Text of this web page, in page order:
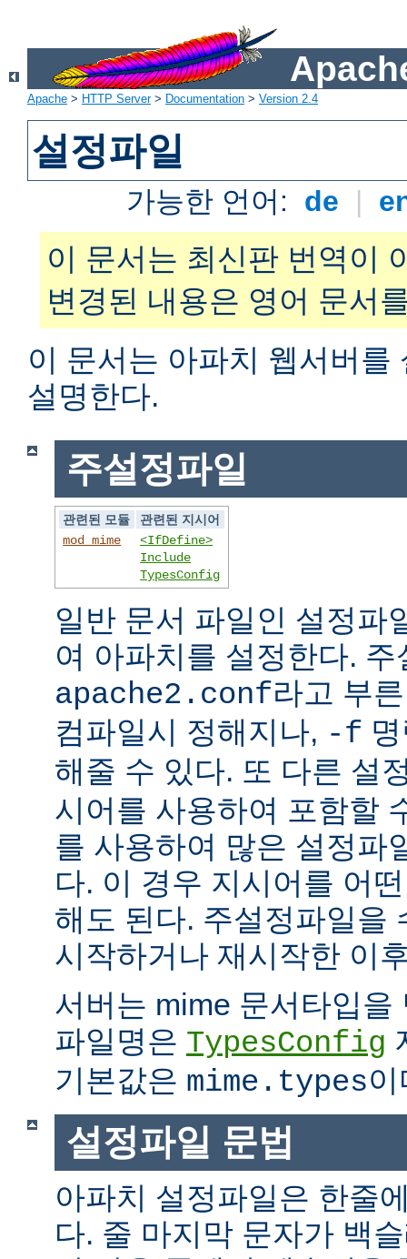
Apache > HTTP Server> Documentation > Version 2.4
설정파일
가능한 언어: de |
이 문서는 최신판 번역이
변경된 내용은 영어 문서
이 문서는 아파치 웹서버를
설명한다.
주설정파일
관련된 모듈
관련된 지시어
mod_mime
<IfDefine>
Include
TypesConfig
일반 문서 파일인 설정파
여 아파치를 설정한다.
apache2.conf라고 부
컴파일시 정해지나, -f
해줄 수 있다. 또 다른 설
시어를 사용하여 포함할
를 사용하여 많은 설정파
다. 이 경우 지시어를 어
해도 된다. 주설정파일을
시작하거나 재시작한 이
서버는 mime 문서타입을
파일명은 TypesConfig
기본값은 mime.types이
설정파일 문법
아파치 설정파일은 한줄
다. 줄 마지막 문자가 백